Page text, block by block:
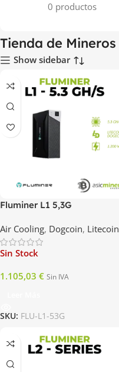
0 productos
Tienda de Mineros
Show sidebar
Fluminer L1 5,3G
Air Cooling, Dogcoin, Litecoin
Sin Stock
1.105,03 € Sin IVA
SKU: FLU-L1-53G